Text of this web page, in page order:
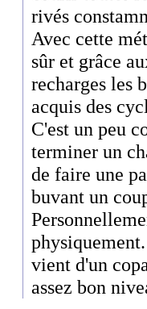
rivés
Avec cette
sûr et grâce
recharges les
acquis des
C'est un peu
terminer un
de faire une
buvant un
vient d'un
assez bon